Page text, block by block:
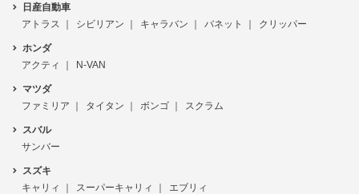
日産自動車
アトラス
シビリアン キャラバン バネット クリッパー
ホンダ
アクティ
N-VAN
マツダ
ファミリア
タイタン ボンゴ スクラム
スバル
サンバー
スズキ
キャリィ
スーパーキャリィ エブリィ